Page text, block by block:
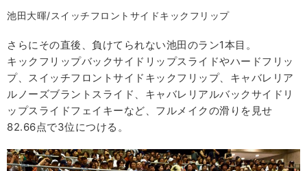
池田大暉/スイッチフロントサイドキックフリップ
さらにその直後、負けてられない池田のラン1本目。
キックフリップバックサイドリップスライドやハードフリッ
プ、スイッチフロントサイドキックフリップ、キャバレリア
ルノーズブラントスライド、キャバレリアルバックサイドリ
ップスライドフェイキーなど、フルメイクの滑りを見せ
82.66点で3位につける。